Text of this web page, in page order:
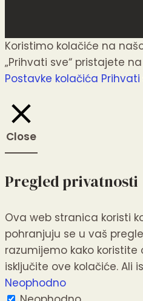
Koristimo kolačiće na
„Prihvati sve“ pristajete
Postavke kolačića Prihvati
Close
Pregled privatnosti
Ova web stranica koristi
pohranjuju se u vaš
razumijemo kako koristite
isključite ove kolačiće. Ali
Neophodno